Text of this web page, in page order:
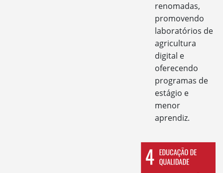
renomadas,
promovendo
laboratórios de
agricultura
digital e
oferecendo
programas de
estágio e
menor
aprendiz.